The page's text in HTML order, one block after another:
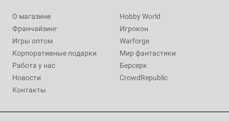
О магазине
Франчайзинг
Игры оптом
Корпоративные подарки
Работа у нас
Новости
Контакты
Hobby World
Игрокон
Warforge
Мир фантастики
Берсерк
CrowdRepublic